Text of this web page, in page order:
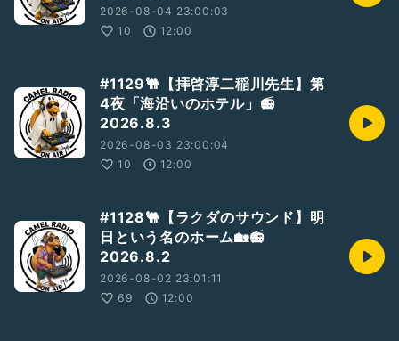
2026-08-04 23:00:03
10
12:00
#1129🐫【拝啓淳二稲川先生】第
4夜「海沿いのホテル」📻
2026.8.3
2026-08-03 23:00:04
10
12:00
#1128🐫【ラクダのサウンド】明
日という名のホーム🏡📻
2026.8.2
2026-08-02 23:01:11
69
12:00